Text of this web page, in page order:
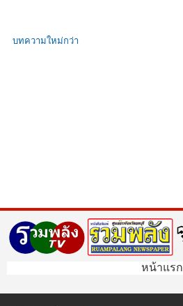
บทความใหม่กว่า
หน้าแรก